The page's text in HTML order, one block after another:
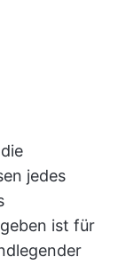
jedes
ist für